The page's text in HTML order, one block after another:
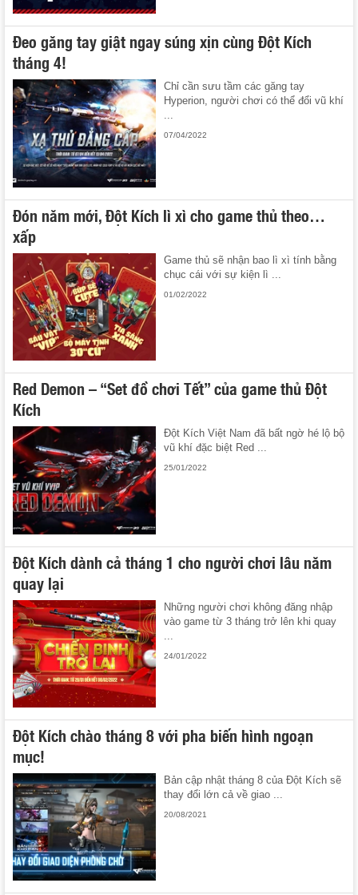
Đeo găng tay giật ngay súng xịn cùng Đột Kích
tháng 4!
Chỉ cần sưu tầm các găng tay
Hyperion, người chơi có thể đổi vũ khí
...
07/04/2022
Đón năm mới, Đột Kích lì xì cho game thủ theo…
xấp
Game thủ sẽ nhận bao lì xì tính bằng
chục cái với sự kiện lì ...
01/02/2022
Red Demon – “Set đồ chơi Tết” của game thủ Đột
Kích
Đột Kích Việt Nam đã bất ngờ hé lộ bộ
vũ khí đặc biệt Red ...
25/01/2022
Đột Kích dành cả tháng 1 cho người chơi lâu năm
quay lại
Những người chơi không đăng nhập
vào game từ 3 tháng trở lên khi quay
24/01/2022
Đột Kích chào tháng 8 với pha biến hình ngoạn
mục!
Bản cập nhật tháng 8 của Đột Kích sẽ
thay đổi lớn cả về giao ...
20/08/2021